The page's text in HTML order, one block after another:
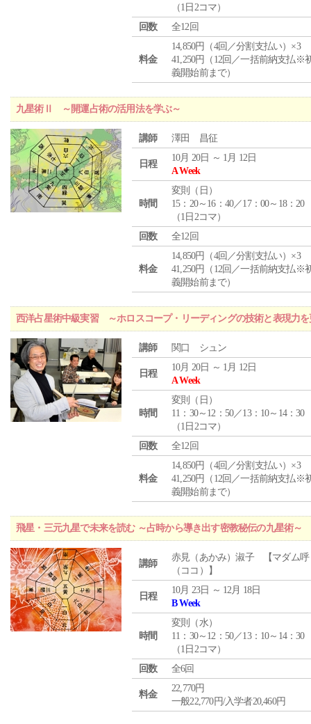
（1日2コマ）
回数
全12回
料金
14,850円（4回／分割支払い）×3
41,250円（12回／一括前納支払※
義開始前まで）
九星術Ⅱ ～開運占術の活用法を学ぶ～
講師 澤田 昌征
日程
10月 20日 ～ 1月 12日
A Week
時間
変則（日）
15：20～16：40／17：00～18：20
（1日2コマ）
回数
全12回
料金
14,850円（4回／分割支払い）×3
41,250円（12回／一括前納支払※
義開始前まで）
西洋占星術中級実習 ～ホロスコープ・リーディングの技術と表現力
講師 関口 シュン
日程
10月 20日 ～ 1月 12日
A Week
時間
変則（日）
11：30～12：50／13：10～14：30
（1日2コマ）
回数
全12回
料金
14,850円（4回／分割支払い）×3
41,250円（12回／一括前納支払※
義開始前まで）
飛星・三元九星で未来を読む ～占時から導き出す密教秘伝の九星術～
講師
赤見（あかみ）淑子 【マダム呼
（ココ）】
日程
10月 23日 ～ 12月 18日
B Week
時間
変則（水）
11：30～12：50／13：10～14：30
（1日2コマ）
回数
全6回
料金
22,770円
一般22,770円/入学者20,460円